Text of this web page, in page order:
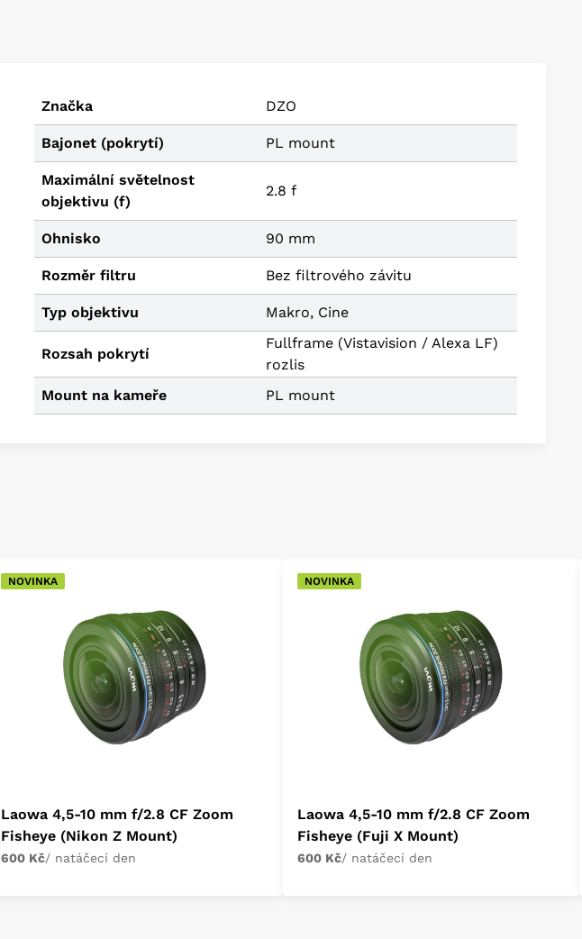
Značka DZO
Bajonet (pokrytí) PL mount
Maximální světelnost
objektivu (f)
2.8 f
Ohnisko 90 mm
Rozměr filtru Bez filtrového závitu
Typ objektivu Makro, Cine
Rozsah pokrytí
Fullframe (Vistavision / Alexa LF)
rozlis
Mount na kameře
PL mount
NOVINKA
Laowa 4,5-10 mm f/2.8 CF Zoom
Fisheye (Nikon Z Mount)
600 Kč/ natáčecí den
NOVINKA
Laowa 4,5-10 mm f/2.8 CF Zoom
Fisheye (Fuji X Mount)
600 Kč/ natáčecí den